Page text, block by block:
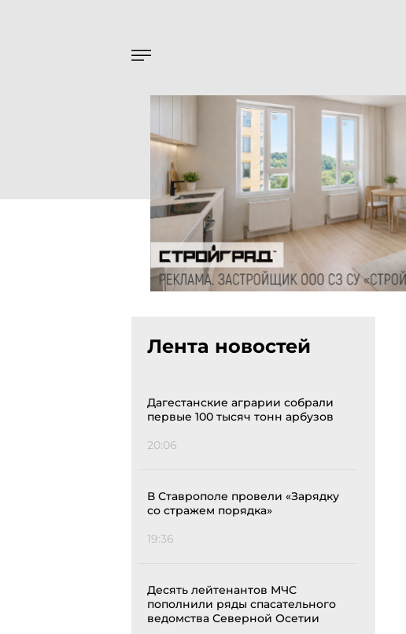
Лента новостей
Дагестанские аграрии собрали
первые 100 тысяч тонн арбузов
20:06
В Ставрополе провели «Зарядку
со стражем порядка»
19:36
Десять лейтенантов МЧС
пополнили ряды спасательного
ведомства Северной Осетии